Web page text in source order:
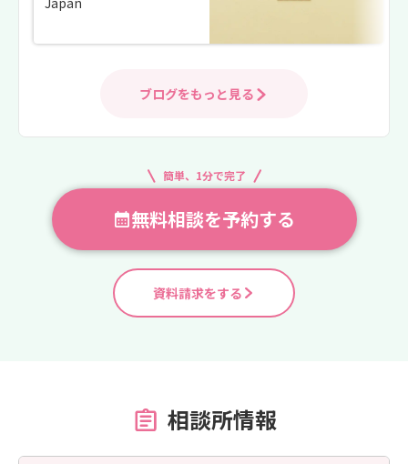
ブログをもっと見る
簡単、1分で完了
無料相談を予約する
資料請求をする
相談所情報